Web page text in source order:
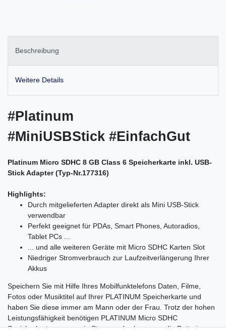
Beschreibung
Weitere Details
#Platinum
#MiniUSBStick #EinfachGut
Platinum Micro SDHC 8 GB Class 6 Speicherkarte inkl. USB-
Stick Adapter (Typ-Nr.177316)
Highlights:
Durch mitgelieferten Adapter direkt als Mini USB-Stick
verwendbar
Perfekt geeignet für PDAs, Smart Phones, Autoradios,
Tablet PCs ...
... und alle weiteren Geräte mit Micro SDHC Karten Slot
Niedriger Stromverbrauch zur Laufzeitverlängerung Ihrer
Akkus
Speichern Sie mit Hilfe Ihres Mobilfunktelefons Daten, Filme,
Fotos oder Musiktitel auf Ihrer PLATINUM Speicherkarte und
haben Sie diese immer am Mann oder der Frau. Trotz der hohen
Leistungsfähigkeit benötigen PLATINUM Micro SDHC
Speicherkarten nur wenig Strom und schonen so die Batterien